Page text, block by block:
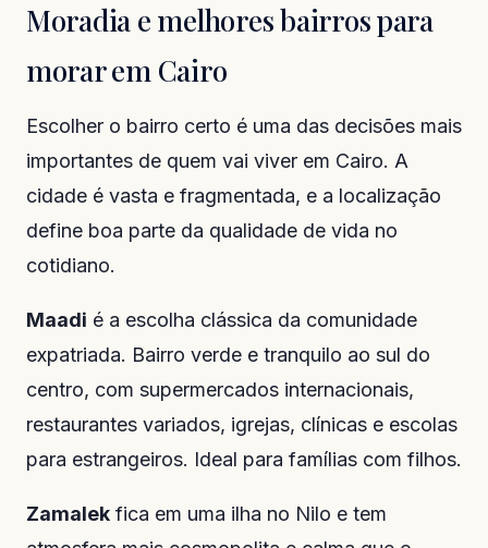
Moradia e melhores bairros para
morar em Cairo
Escolher o bairro certo é uma das decisões mais
importantes de quem vai viver em Cairo. A
cidade é vasta e fragmentada, e a localização
define boa parte da qualidade de vida no
cotidiano.
Maadi é a escolha clássica da comunidade
expatriada. Bairro verde e tranquilo ao sul do
centro, com supermercados internacionais,
restaurantes variados, igrejas, clínicas e escolas
para estrangeiros. Ideal para famílias com filhos.
Zamalek fica em uma ilha no Nilo e tem